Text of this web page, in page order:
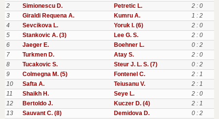
2
Simionescu D. Petretic L.
2 : 0
3
Giraldi Requena A. Kumru A.
1 : 2
4
Sevcikova L. Yoruk I. (6)
2 : 0
5
Stankovic A. (3) Lee G. S.
2 : 0
6
Jaeger E. Boehner L.
0 : 2
7
Turkmen D. Atay S.
2 : 0
8
Tucakovic S. Steur J. L. S. (7)
0 : 2
9
Colmegna M. (5) Fontenel C.
2 : 1
10
Safta A. Teiusanu V.
2 : 1
11
Shaikh H. Seye L.
2 : 0
12
Bertoldo J. Kuczer D. (4)
2 : 1
13
Sauvant C. (8) Demidova D. 0 : 2